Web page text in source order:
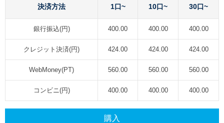
決済方法 1口~ 10口~ 30口~
銀行振込(円) 400.00 400.00 400.00
クレジット決済(円) 424.00 424.00 424.00
WebMoney(PT) 560.00 560.00 560.00
コンビニ(円) 400.00 400.00 400.00
購入